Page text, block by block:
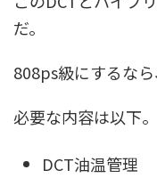
だ。
808ps級にするな
必要な内容は以下。
DCT油温管理